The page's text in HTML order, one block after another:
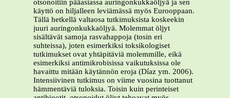
otsonoitiin pääasiassa auringonkukkaöljyä ja sen
käyttö on hiljalleen leviämässä myös Eurooppaan.
Tällä hetkellä valtaosa tutkimuksista koskeekin
juuri auringonkukkaöljyä. Molemmat öljyt
sisältävät samoja rasvahappoja (tosin eri
suhteissa), joten esimerkiksi toksikologiset
tutkimukset ovat yhtäpitäviä molemmille, eikä
esimerkiksi antimikrobisissa vaikutuksissa ole
havaittu mitään käytännön eroja (Díaz ym. 2006).
Intensiivinen tutkimus on viime vuosina tuottanut
hämmentäviä tuloksia. Toisin kuin perinteiset